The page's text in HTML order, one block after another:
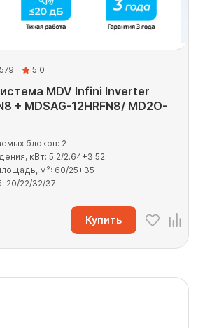
5.0
MDV Infini Inverter
+ MDSAG-12HRFN8/ MD2O-
блоков: 2
кВт: 5.2/2.64+3.52
м²: 60/25+35
20/22/32/37
Купить